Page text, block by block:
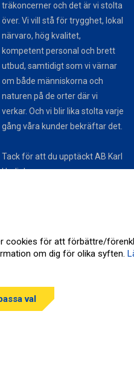
träkoncerner och det är vi stolta
över. Vi vill stå för trygghet, lokal
närvaro, hög kvalitet,
kompetent personal och brett
utbud, samtidigt som vi värnar
om både människorna och
naturen på de orter där vi
verkar. Och vi blir lika stolta varje
gång våra kunder bekräftar det.
Tack för att du upptäckt AB Karl
Hedin!
2026
cookies för att förbättre/
om dig för olika syften.
val